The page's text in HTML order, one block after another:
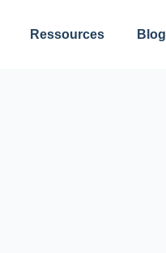
Ressources Blog